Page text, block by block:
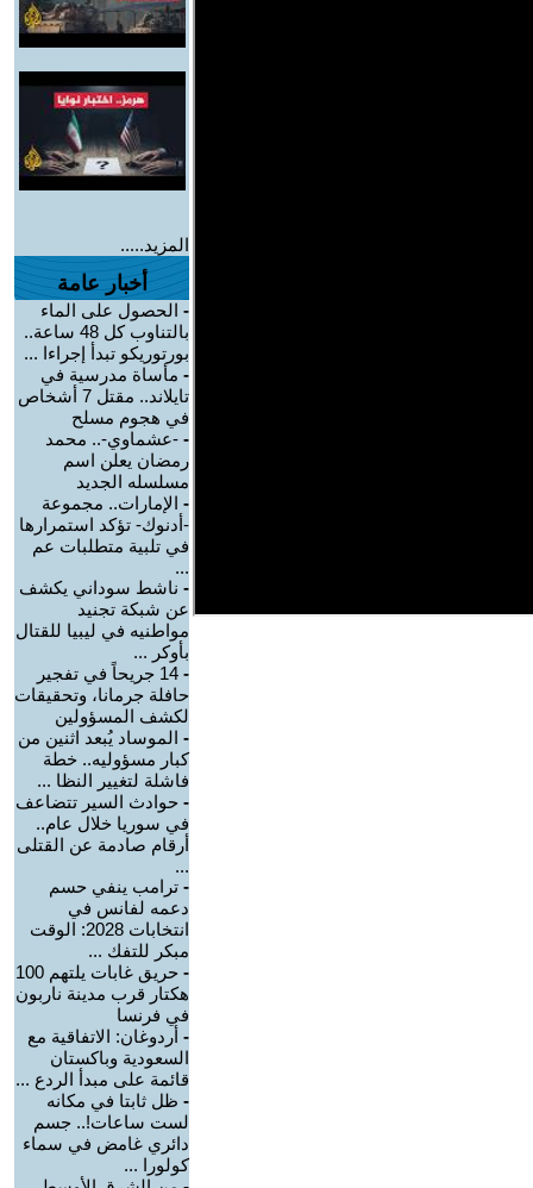
المزيد.....
أخبار عامة
- الحصول على الماء
بالتناوب كل 48 ساعة..
بورتوريكو تبدأ إجراءا ...
- مأساة مدرسية في
تايلاند.. مقتل 7 أشخاص
في هجوم مسلح
- -عشماوي-.. محمد
رمضان يعلن اسم
مسلسله الجديد
- الإمارات.. مجموعة
-أدنوك- تؤكد استمرارها
في تلبية متطلبات عم
...
- ناشط سوداني يكشف
عن شبكة تجنيد
مواطنيه في ليبيا للقتال
بأوكر ...
-
14 جريحاً في تفجير
حافلة جرمانا، وتحقيقات
لكشف المسؤولين
- الموساد يُبعد اثنين من
كبار مسؤوليه.. خطة
فاشلة لتغيير النظا ...
- حوادث السير تتضاعف
في سوريا خلال عام..
أرقام صادمة عن القتلى
...
- ترامب ينفي حسم
دعمه لفانس في
انتخابات 2028: الوقت
مبكر للتفك ...
-
حريق غابات يلتهم 100
هكتار قرب مدينة ناربون
في فرنسا
- أردوغان: الاتفاقية مع
السعودية وباكستان
قائمة على مبدأ الردع ...
- ظل ثابتا في مكانه
لست ساعات!.. جسم
دائري غامض في سماء
كولورا ...